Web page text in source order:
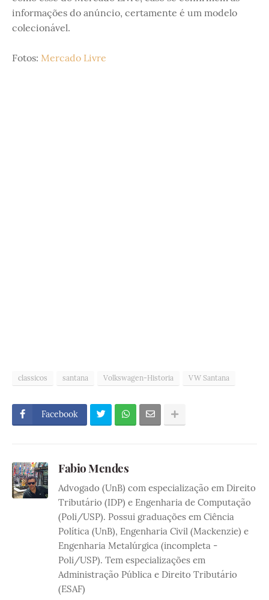
informações do anúncio, certamente é um modelo
colecionável.
Fotos: Mercado Livre
classicos santana Volkswagen-Historia VW Santana
Facebook
Fabio Mendes
Advogado (UnB) com especialização em Direito
Tributário (IDP) e Engenharia de Computação
(Poli/USP). Possui graduações em Ciência
Política (UnB), Engenharia Civil (Mackenzie) e
Engenharia Metalúrgica (incompleta -
Poli/USP). Tem especializações em
Administração Pública e Direito Tributário
(ESAF)